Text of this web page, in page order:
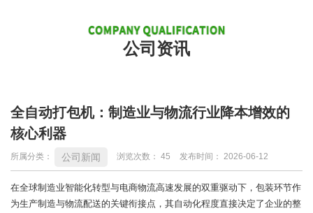
公司资讯
全自动打包机：制造业与物流行业降本增效的
核心利器
所属分类： 公司新闻 浏览次数： 45 发布时间： 2026-06-12
在全球制造业智能化转型与电商物流高速发展的双重驱动下，包装环节作
为生产制造与物流配送的关键衔接点，其自动化程度直接决定了企业的整